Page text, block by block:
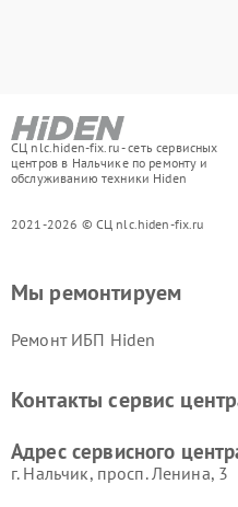
СЦ nlc.hiden-fix.ru - сеть сервисных
центров в Нальчике по ремонту и
обслуживанию техники Hiden
2021-2026 © СЦ nlc.hiden-fix.ru
Мы ремонтируем
Ремонт ИБП Hiden
Контакты сервис
Адрес сервисного
г. Нальчик, просп. Ленина, 3